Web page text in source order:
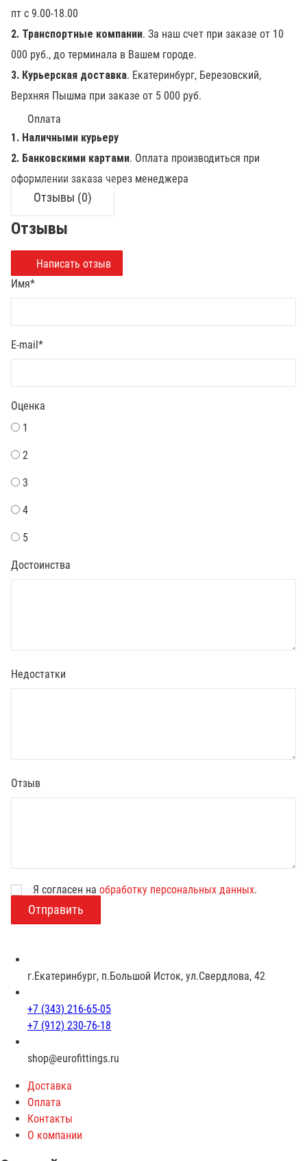
пт с 9.00-18.00
2. Транспортные компании. За наш счет при заказе от 10
000 руб., до терминала в Вашем городе.
3. Курьерская доставка. Екатеринбург, Березовский,
Верхняя Пышма при заказе от 5 000 руб.
Оплата
1. Наличными курьеру
2. Банковскими картами. Оплата производиться при
оформлении заказа через менеджера
Отзывы (0)
Отзывы
Написать отзыв
Имя*
E-mail*
Оценка
1
2
3
4
5
Достоинства
Недостатки
Отзыв
з
Я согласен на обработку персональных данных.
г.Екатеринбург, п.Большой Исток, ул.Свердлова, 42
+7 (343) 216-65-05
+7 (912) 230-76-18
shop@eurofittings.ru
Доставка
Оплата
Контакты
О компании